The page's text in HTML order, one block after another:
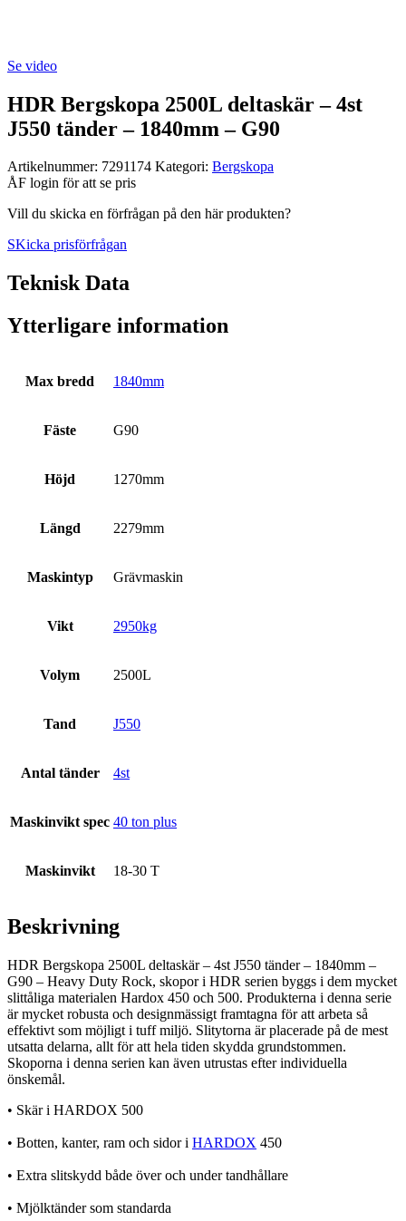
Se video
HDR Bergskopa 2500L deltaskär – 4st
J550 tänder – 1840mm – G90
Artikelnummer: 7291174 Kategori: Berg­skopa
ÅF login för att se pris
Vill du skicka en förfrågan på den här produkten?
SKicka prisförfrågan
Teknisk Data
Ytterligare information
Max bredd 1840mm
Fäste G90
Höjd 1270mm
Längd 2279mm
Maskintyp Grävmaskin
Vikt 2950kg
Volym 2500L
Tand J550
Antal tänder 4st
Maskinvikt spec 40 ton plus
Maskinvikt 18-30 T
Beskrivning
HDR Bergskopa 2500L deltaskär – 4st J550 tänder – 1840mm –
G90 – Heavy Duty Rock, skopor i HDR serien byggs i dem mycket
slittåliga materialen Hardox 450 och 500. Produkterna i denna serie
är mycket robusta och designmässigt framtagna för att arbeta så
effektivt som möjligt i tuff miljö. Slitytorna är placerade på de mest
utsatta delarna, allt för att hela tiden skydda grundstommen.
Skoporna i denna serien kan även utrustas efter individuella
önskemål.
• Skär i HARDOX 500
• Botten, kanter, ram och sidor i HARDOX 450
• Extra slitskydd både över och under tandhållare
• Mjölktänder som standarda